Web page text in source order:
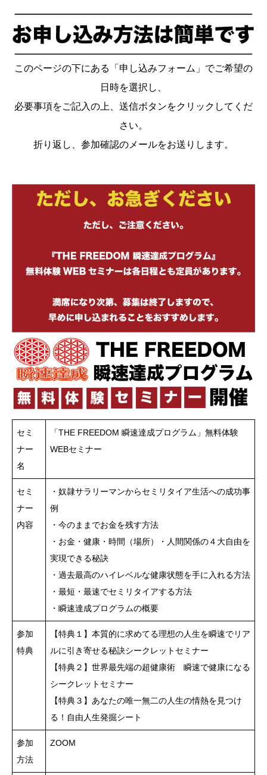
このページの下にある「申し込みフォーム」でご希望の
日時を選択し、
必要事項をご記入の上、送信ボタンをクリックしてくだ
さい。
折り返し、参加確認のメールをお送りします。
セミ
ナー
名
「THE FREEDOM 瞬速達成プログラム」無料体験
WEBセミナー
セミ
ナー
内容
・奴隷サラリーマンからセミリタイア生活への成功事
例
・今のままでお金を残す方法
・お金・健康・時間（場所）・人間関係の４大自由を
実現できる秘訣
・過去最高のハイレベルな健康状態を手に入れる方法
・最短・最速でセミリタイアする方法
・瞬速達成プログラムの概要
参加
特典
【特典１】本質的に求めてる理想の人生を瞬速でリア
ルに引き寄せる秘訣シークレットセミナー
【特典２】世界最先端の超健康術 瞬速で健康になる
シークレットセミナー
【特典３】あなたの唯一無二の人生の情熱を見つけ
る！自由人生発掘シート
参加
方法
ZOOM